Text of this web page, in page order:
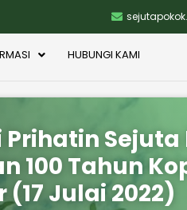
HUBUNGI KAMI
Sejuta
100 Tahun
Julai 2022)